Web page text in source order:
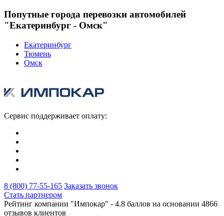
Попутные города перевозки автомобилей
"Екатеринбург - Омск"
Екатеринбург
Тюмень
Омск
Сервис поддерживает оплату:
8 (800) 77-55-165 Заказать звонок
Стать партнером
Рейтинг компании "Импокар" - 4.8 баллов на основании 4866
отзывов клиентов